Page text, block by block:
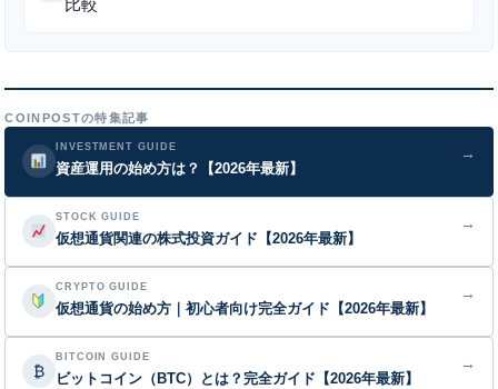
COINPOSTの特集記事
INVESTMENT GUIDE
資産運用の始め方は？【2026年最新】
→
STOCK GUIDE
仮想通貨関連の株式投資ガイド【2026年最新】
→
CRYPTO GUIDE
仮想通貨の始め方｜初心者向け完全ガイド【2026年最新】
→
₿
BITCOIN GUIDE
ビットコイン（BTC）とは？完全ガイド【2026年最新】
→